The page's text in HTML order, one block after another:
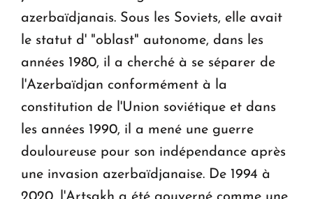
azerbaïdjanais. Sous les Soviets, elle avait
le statut d' "oblast" autonome, dans les
années 1980, il a cherché à se séparer de
l'Azerbaïdjan conformément à la
constitution de l'Union soviétique et dans
les années 1990, il a mené une guerre
douloureuse pour son indépendance après
une invasion azerbaïdjanaise. De 1994 à